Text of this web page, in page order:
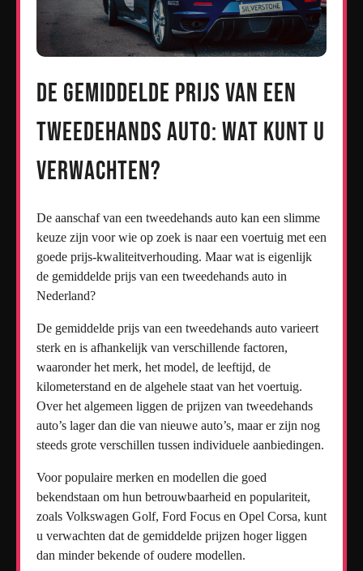
De Gemiddelde Prijs van een
Tweedehands Auto: Wat Kunt U
Verwachten?
De aanschaf van een tweedehands auto kan een slimme
keuze zijn voor wie op zoek is naar een voertuig met een
goede prijs-kwaliteitverhouding. Maar wat is eigenlijk
de gemiddelde prijs van een tweedehands auto in
Nederland?
De gemiddelde prijs van een tweedehands auto varieert
sterk en is afhankelijk van verschillende factoren,
waaronder het merk, het model, de leeftijd, de
kilometerstand en de algehele staat van het voertuig.
Over het algemeen liggen de prijzen van tweedehands
auto’s lager dan die van nieuwe auto’s, maar er zijn nog
steeds grote verschillen tussen individuele aanbiedingen.
Voor populaire merken en modellen die goed
bekendstaan om hun betrouwbaarheid en populariteit,
zoals Volkswagen Golf, Ford Focus en Opel Corsa, kunt
u verwachten dat de gemiddelde prijzen hoger liggen
dan minder bekende of oudere modellen.